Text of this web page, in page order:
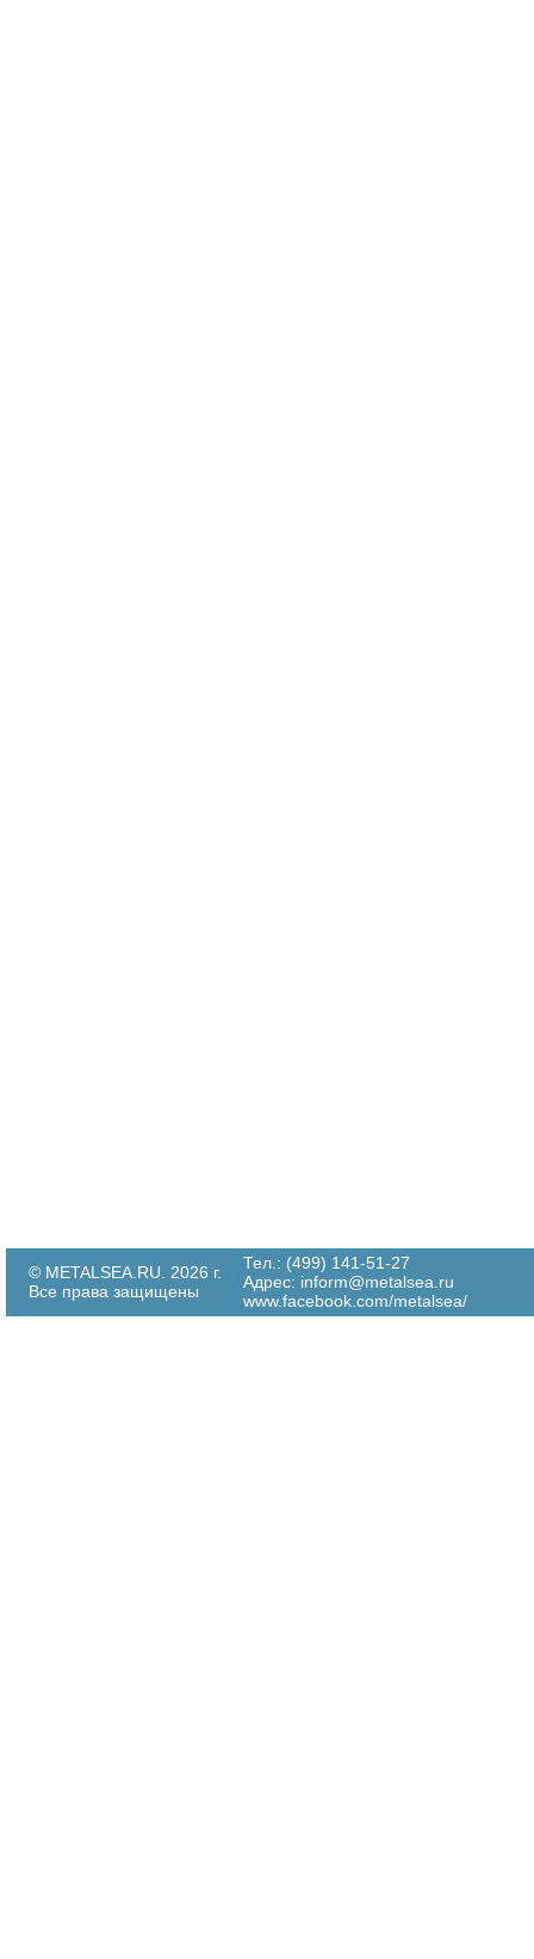
© METALSEA.RU. 2026 г.
Все права защищены
Тел.: (499) 141-51-27
Адрес: inform@metalsea.ru
www.facebook.com/metalsea/